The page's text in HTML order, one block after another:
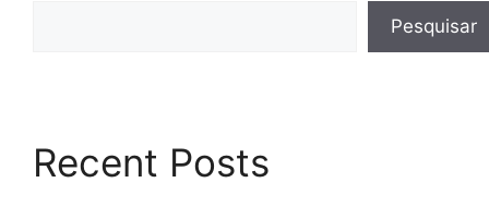
Pesquisar
Recent Posts